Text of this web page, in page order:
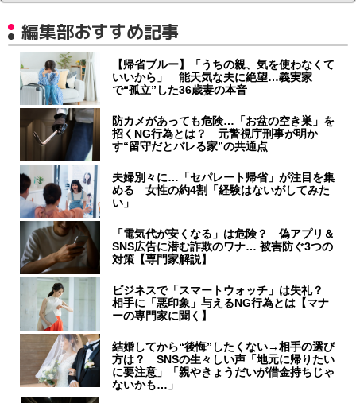
編集部おすすめ記事
【帰省ブルー】「うちの親、気を使わなくて
いいから」 能天気な夫に絶望…義実家
で“孤立”した36歳妻の本音
防カメがあっても危険…「お盆の空き巣」を
招くNG行為とは？ 元警視庁刑事が明か
す“留守だとバレる家”の共通点
夫婦別々に…「セパレート帰省」が注目を集
める 女性の約4割「経験はないがしてみた
い」
「電気代が安くなる」は危険？ 偽アプリ＆
SNS広告に潜む詐欺のワナ… 被害防ぐ3つの
対策【専門家解説】
ビジネスで「スマートウォッチ」は失礼？
相手に「悪印象」与えるNG行為とは【マナ
ーの専門家に聞く】
結婚してから“後悔”したくない→相手の選び
方は？ SNSの生々しい声「地元に帰りたい
に要注意」「親やきょうだいが借金持ちじゃ
ないかも…」